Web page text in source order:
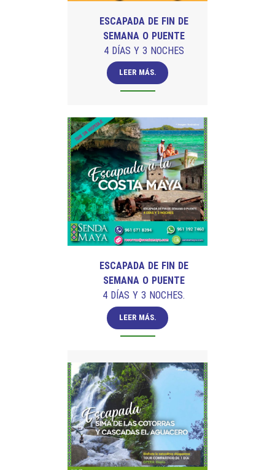
ESCAPADA DE FIN DE
SEMANA O PUENTE
4 DÍAS Y 3 NOCHES
LEER MÁS.
ESCAPADA DE FIN DE
SEMANA O PUENTE
4 DÍAS Y 3 NOCHES.
LEER MÁS.